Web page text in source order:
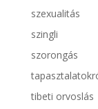
szexualitás
szingli
szorongás
tibeti orvoslás